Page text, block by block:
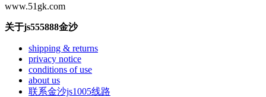
www.51gk.com
关于js555888金沙
shipping & returns
privacy notice
conditions of use
about us
联系金沙js1005线路